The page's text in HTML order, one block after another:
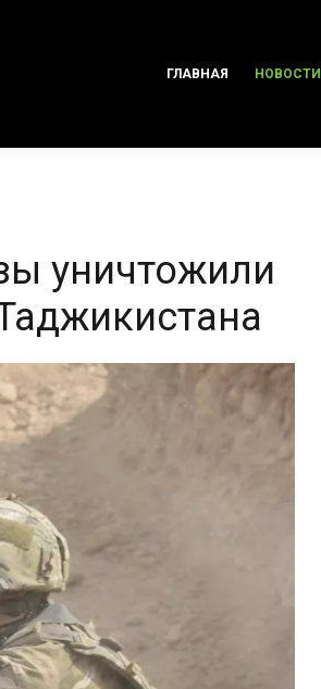
ГЛАВНАЯ НОВОСТИ
уничтожили